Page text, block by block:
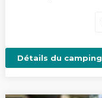
Détails du camping